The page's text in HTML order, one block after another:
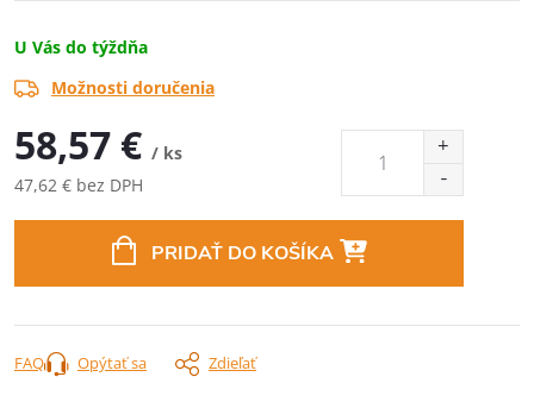
U Vás do týždňa
Možnosti doručenia
58,57 € / ks
47,62 € bez DPH
PRIDAŤ DO KOŠÍKA
Opýtať sa Zdieľať
FAQ